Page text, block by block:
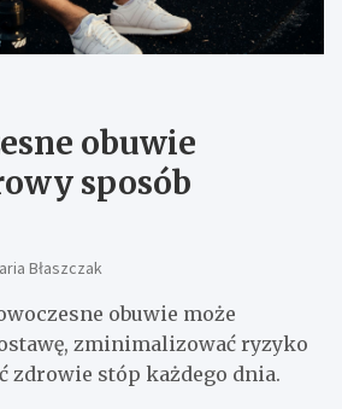
obuwie
sposób
Błaszczak
obuwie może
zminimalizować ryzyko
stóp każdego dnia.